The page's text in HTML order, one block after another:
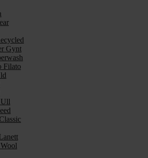
Gynt
Filato